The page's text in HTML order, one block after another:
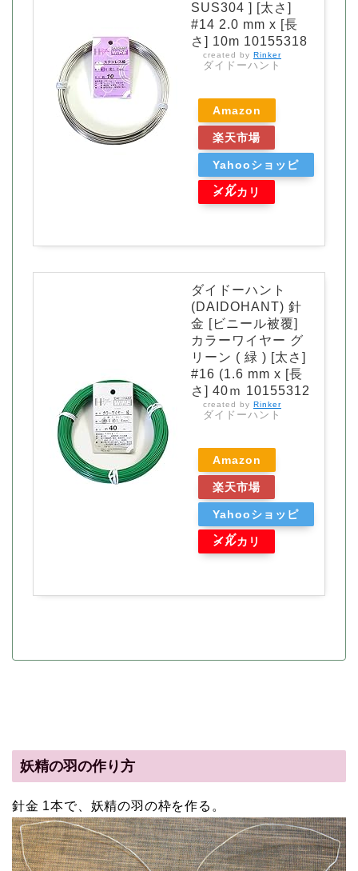
SUS304 ] [太さ]
#14 2.0 mm x [長
さ] 10m 10155318
created by Rinker
ダイドーハント
Amazon
楽天市場
Yahooショッピ
ング
メルカリ
ダイドーハント
(DAIDOHANT) 針
金 [ビニール被覆]
カラーワイヤー グ
リーン ( 緑 ) [太さ]
#16 (1.6 mm x [長
さ] 40ｍ 10155312
created by Rinker
ダイドーハント
Amazon
楽天市場
Yahooショッピ
ング
メルカリ
妖精の羽の作り方
針金 1本で、妖精の羽の枠を作る。